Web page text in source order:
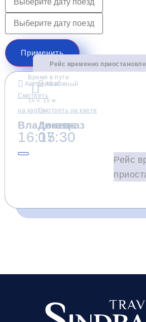
Применить
Рейс временно
Автовокзал
Смотреть
на карте
Владикавказ
16:15
Время в пути
15 ч. 15 м.
АВ Южный
Смотреть на карте
Донецк
07:30
Рейс